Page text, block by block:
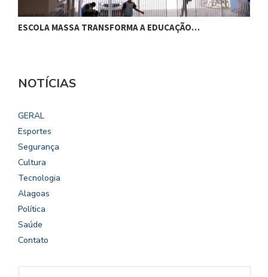
ESCOLA MASSA TRANSFORMA A EDUCAÇÃO…
NOTÍCIAS
GERAL
Esportes
Segurança
Cultura
Tecnologia
Alagoas
Política
Saúde
Contato